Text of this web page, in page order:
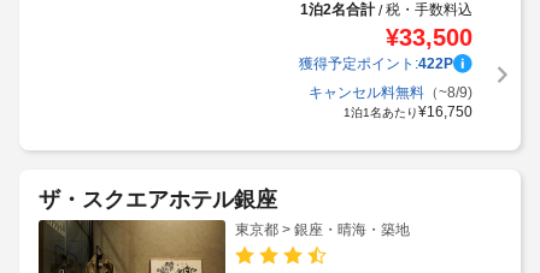
1泊2名合計/税・手数料込
¥33,500
獲得予定ポイント:422P
キャンセル料無料（~8/9)
1泊1名あたり¥16,750
ザ・スクエアホテル銀座
東京都 > 銀座・晴海・築地